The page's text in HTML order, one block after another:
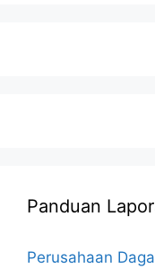
Panduan
Perusahaan